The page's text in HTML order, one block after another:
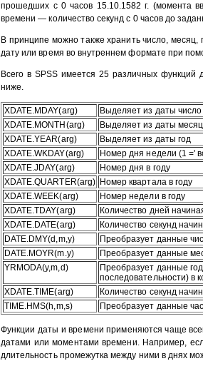
прошедших с 0 часов 15.10.1582 г. (момента
времени — количество секунд с 0 часов до
В принципе можно также хранить число,
дату или время во внутреннем формате при
Всего в SPSS имеется 25 различных
ниже.
XDATE.MDAY(arg)
Выделяет из даты число
XDATE.MONTH(arg)
Выделяет из даты месяц
XDATE.YEAR(arg)
Выделяет из даты год
XDATE.WKDAY(arg)
Номер дня недели (1 ='
XDATE.JDAY(arg)
Номер дня в году
XDATE.QUARTER(arg) Номер квартала в году
XDATE.WEEK(arg)
Номер недели в году
XDATE.TDAY(arg)
Количество дней
XDATE.DATE(arg)
Количество секунд
DATE.DMY(d,m,y)
Преобразует данные
DATE.MOYR(m.y)
Преобразует данные
YRMODA(y,m,d)
Преобразует данные
последовательности) в
XDATE.TIME(arg)
Количество секунд
TIME.HMS(h,m,s)
Преобразует данные
Функции даты и времени применяются чаще
датами или моментами времени. Например,
длительность промежутка между ними в днях